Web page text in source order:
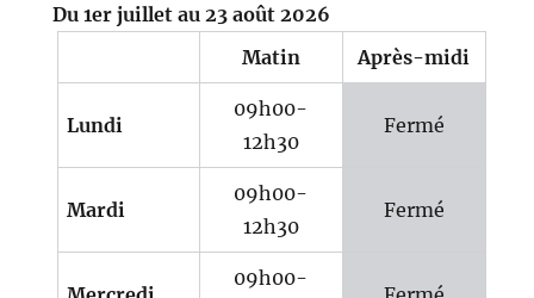
Du 1er juillet au 23 août 2026
Matin
Après-midi
Lundi
09h00-
12h30
Fermé
Mardi
09h00-
12h30
Fermé
09h00-